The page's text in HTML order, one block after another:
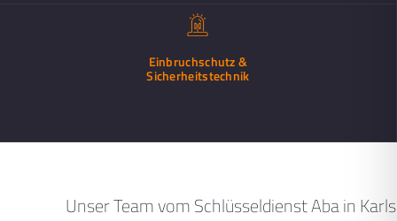
Einbruchschutz &
Sicherheitstechnik
Unser Team vom Schlüsseldienst Aba in